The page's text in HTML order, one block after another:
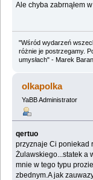
Ale chyba zabrnąłem
"Wśród wydarzeń
różnie je postrzegamy.
umysłach" - Marek
olkapolka
YaBB Administrator
qertuo
przyznaje Ci poniekad
Żulawskiego...statek a
mnie w tego typu
zbednym.A jak